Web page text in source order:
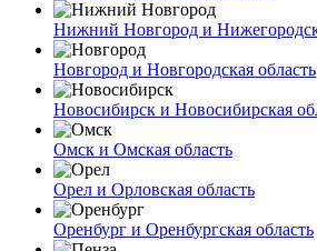
Нижний Новгород и
Новгород и Новгородская область
Новосибирск и Новосибирская
Омск и Омская область
Орел и Орловская область
Оренбург и Оренбургская область